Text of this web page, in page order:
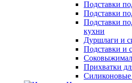
Подставки
Подставки
Подставки
кухни
Дуршлаги и
Подставки и
Прихватки